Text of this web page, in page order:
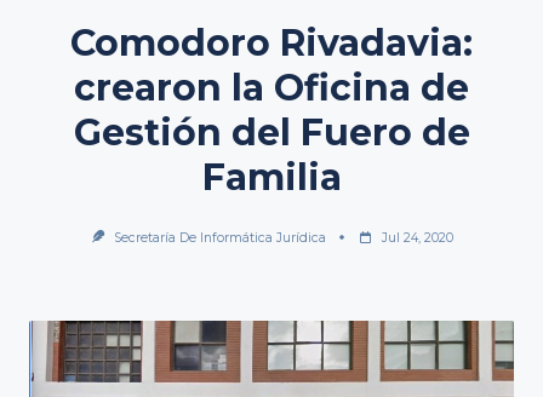
Comodoro Rivadavia:
crearon la Oficina de
Gestión del Fuero de
Familia
Secretaría De Informática Jurídica Jul 24, 2020